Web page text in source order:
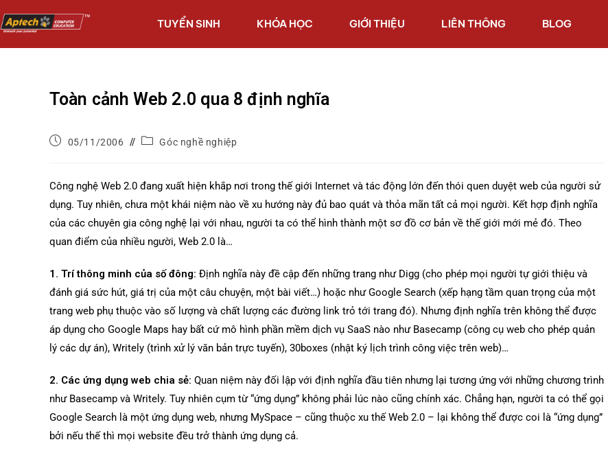
TUYỂN SINH KHÓA HỌC GIỚI THIỆU LIÊN THÔNG BLOG
Toàn cảnh Web 2.0 qua 8 định nghĩa
05/11/2006 Góc nghề nghiệp
Công nghệ Web 2.0 đang xuất hiện khắp nơi trong thế giới Internet và tác động lớn đến thói quen duyệt web của người sử
dụng. Tuy nhiên, chưa một khái niệm nào về xu hướng này đủ bao quát và thỏa mãn tất cả mọi người. Kết hợp định nghĩa
của các chuyên gia công nghệ lại với nhau, người ta có thể hình thành một sơ đồ cơ bản về thế giới mới mẻ đó. Theo
quan điểm của nhiều người, Web 2.0 là…
1. Trí thông minh của số đông: Định nghĩa này đề cập đến những trang như Digg (cho phép mọi người tự giới thiệu và
đánh giá sức hút, giá trị của một câu chuyện, một bài viết…) hoặc như Google Search (xếp hạng tầm quan trọng của một
trang web phụ thuộc vào số lượng và chất lượng các đường link trỏ tới trang đó). Nhưng định nghĩa trên không thể được
áp dụng cho Google Maps hay bất cứ mô hình phần mềm dịch vụ SaaS nào như Basecamp (công cụ web cho phép quản
lý các dự án), Writely (trình xử lý văn bản trực tuyến), 30boxes (nhật ký lịch trình công việc trên web)…
2. Các ứng dụng web chia sẻ: Quan niệm này đối lập với định nghĩa đầu tiên nhưng lại tương ứng với những chương trình
như Basecamp và Writely. Tuy nhiên cụm từ “ứng dụng” không phải lúc nào cũng chính xác. Chẳng hạn, người ta có thể gọi
Google Search là một ứng dụng web, nhưng MySpace – cũng thuộc xu thế Web 2.0 – lại không thể được coi là “ứng dụng”
bởi nếu thế thì mọi website đều trở thành ứng dụng cả.